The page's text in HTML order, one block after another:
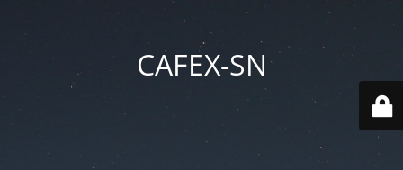
CAFEX-SN